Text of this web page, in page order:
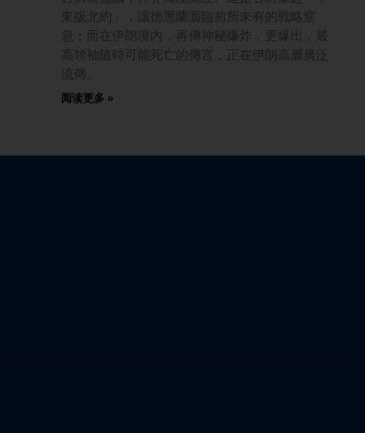
東版北約」，讓德黑蘭面臨前所未有的戰略窒
息；而在伊朗境內，再傳神秘爆炸，更爆出，最
高領袖隨時可能死亡的傳言，正在伊朗高層廣泛
流傳。
阅读更多 »